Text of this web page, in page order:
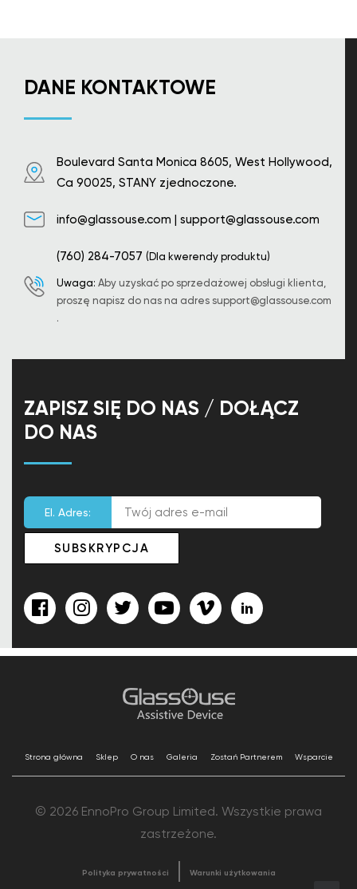
DANE KONTAKTOWE
Boulevard Santa Monica 8605, West Hollywood,
Ca 90025, STANY zjednoczone.
info@glassouse.com | support@glassouse.com
(760) 284-7057 (Dla kwerendy produktu)
Uwaga: Aby uzyskać po sprzedażowej obsługi klienta,
proszę napisz do nas na adres support@glassouse.com
.
ZAPISZ SIĘ DO NAS / DOŁĄCZ
DO NAS
El. Adres:
Strona główna Sklep O nas Galeria Zostań Partnerem Wsparcie
© 2026 EnnoPro Group Limited. Wszystkie prawa
zastrzeżone.
Polityka prywatności Warunki użytkowania